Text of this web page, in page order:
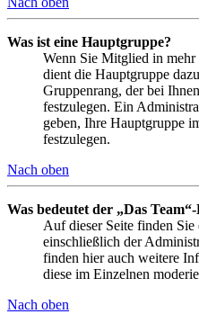
Was ist eine Hauptgruppe?
Wenn Sie Mitglied in mehr
dient die Hauptgruppe
Gruppenrang, der bei
festzulegen. Ein
geben, Ihre Hauptgruppe
festzulegen.
Nach oben
Was bedeutet der „Das
Auf dieser Seite finden
einschließlich der
finden hier auch weitere
diese im Einzelnen
Nach oben